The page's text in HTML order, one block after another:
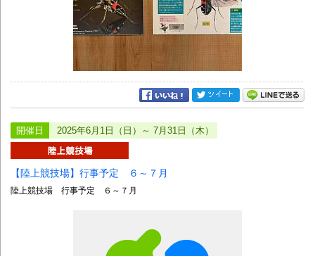
開催日 2025年6月1日（日）～ 7月31日（木）
【陸上競技場】行事予定 ６～７月
陸上競技場 行事予定 ６～７月